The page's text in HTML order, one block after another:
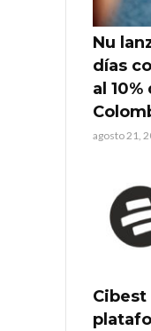
Nu
días
al
agosto 21,
Cibest